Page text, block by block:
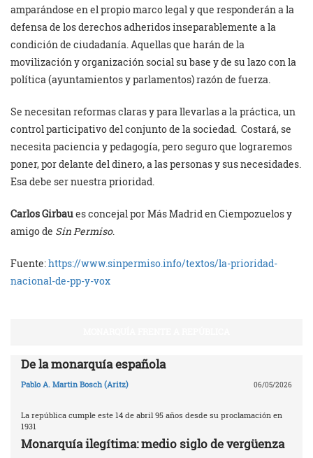
amparándose en el propio marco legal y que responderán a la
defensa de los derechos adheridos inseparablemente a la
condición de ciudadanía. Aquellas que harán de la
movilización y organización social su base y de su lazo con la
política (ayuntamientos y parlamentos) razón de fuerza.
Se necesitan reformas claras y para llevarlas a la práctica, un
control participativo del conjunto de la sociedad. Costará, se
necesita paciencia y pedagogía, pero seguro que lograremos
poner, por delante del dinero, a las personas y sus necesidades.
Esa debe ser nuestra prioridad.
Carlos Girbaues concejal por Más Madrid en Ciempozuelos y
amigo de Sin Permiso.
Fuente:https://www.sinpermiso.info/textos/la-prioridad-
nacional-de-pp-y-vox
De la monarquía española
Pablo A. Martin Bosch (Aritz) 06/05/2026
La república cumple este 14 de abril 95 años desde su proclamación en
1931
Monarquía ilegítima: medio siglo de vergüenza